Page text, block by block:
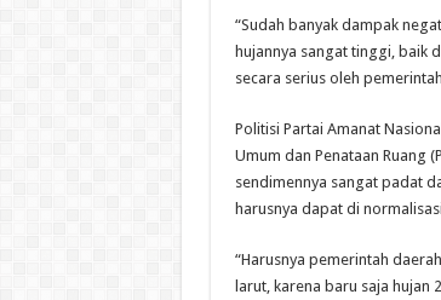
“Sudah banyak dampak
hujannya sangat tinggi, baik
secara serius oleh
Politisi Partai Amanat
Umum dan Penataan Ruang
sendimennya sangat padat
harusnya dapat di
“Harusnya pemerintah
larut, karena baru saja hujan